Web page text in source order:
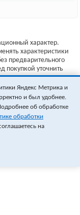
характер.
характеристики
предварительного
покупкой уточнить
(ст.435 ГК РФ).
у менеджера.
Яндекс Метрика и
и был удобнее.
об обработке
обработки
на